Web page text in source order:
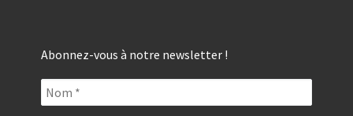
Abonnez-vous à notre newsletter !